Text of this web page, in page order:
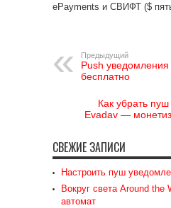
ePayments и СВИФТ ($
Предыдущий
Push
бесплатно
Как убрать
Evadav —
СВЕЖИЕ ЗАПИСИ
Настроить пуш
Вокруг света Around the
автомат